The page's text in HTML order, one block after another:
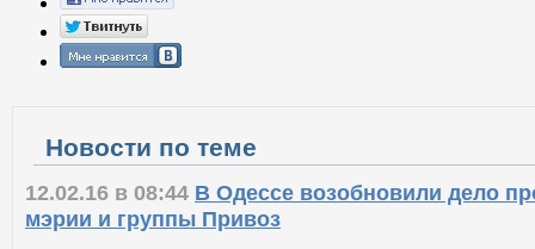
Новости по теме
12.02.16 в 08:44 В Одессе возобновили дело
мэрии и группы Привоз